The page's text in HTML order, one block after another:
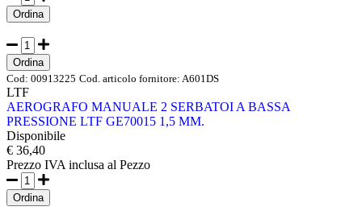
Ordina
Ordina
Cod: 00913225 Cod. articolo fornitore: A601DS
LTF
AEROGRAFO MANUALE 2 SERBATOI A BASSA
PRESSIONE LTF GE70015 1,5 MM.
Disponibile
€ 36,40
Prezzo IVA inclusa al Pezzo
Ordina